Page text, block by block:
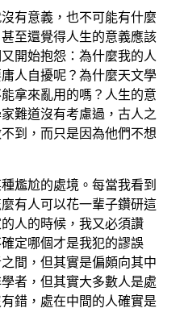
有意義，也不可能有什麼
至還覺得人生的意義應該
開始抱怨：為什麼我的人
人自擾呢？為什麼天文學
拿來亂用的嗎？人生的意
難道沒有考慮過，古人之
到，而只是因為他們不想
尷尬的處境。每當我看到
有人可以花一輩子鑽研這
人的時候，我又必須讚
定哪個才是我犯的謬誤
間，但其實是偏頗向其中
者，但其實大多數人是處
錯，處在中間的人確實是